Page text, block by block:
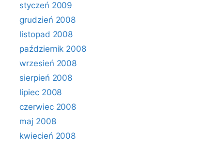
styczeń 2009
grudzień 2008
listopad 2008
październik 2008
wrzesień 2008
sierpień 2008
lipiec 2008
czerwiec 2008
maj 2008
kwiecień 2008